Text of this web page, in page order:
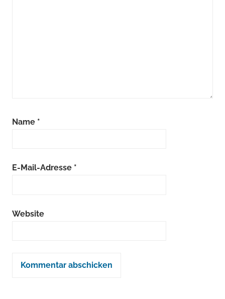
Name *
E-Mail-Adresse *
Website